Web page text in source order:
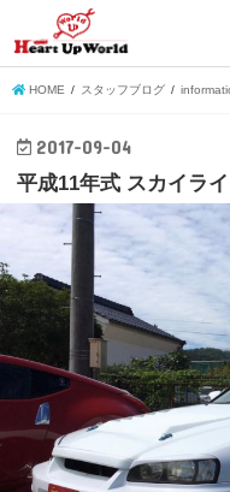
HOME スタッフブログ
2017-09-04
平成11年式 スカイラ